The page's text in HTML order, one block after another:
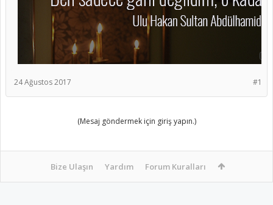
#1
24 Ağustos 2017
(Mesaj göndermek için giriş yapın.)
Bize Ulaşın Yardım Forum Kuralları